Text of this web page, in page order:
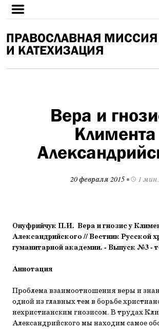
ПРАВОСЛАВНАЯ МИССИЯ
И КАТЕХИЗАЦИЯ
Вера и
Климента
20 февраля 2015 • 1 мин.
Онуфрийчук П.И. Вера и гнозис у
Александрийского // Вестник Русской
гуманитарной академии. - Выпуск №3 -
Аннотация
Проблема взаимоотношения веры и
одной из главных тем в борьбе
нехристианским гнозисом. В трудах
Александрийского мы находим самое